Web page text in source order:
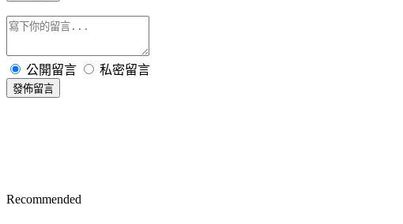
公開留言 私密留言
發佈留言
Recommended